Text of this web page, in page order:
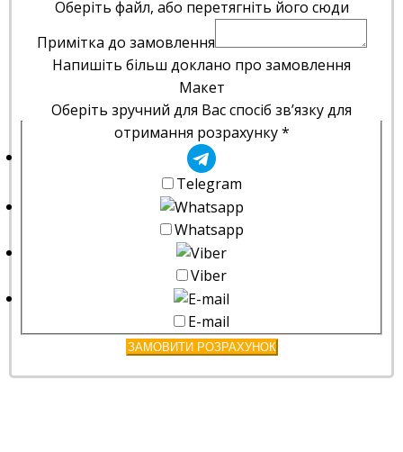
Оберіть файл, або перетягніть його сюди
Примітка до замовлення
Напишіть більш доклано про замовлення
Макет
Оберіть зручний для Вас спосіб зв’язку для
отримання розрахунку*
Telegram
Whatsapp
Viber
E-mail
ЗАМОВИТИ РОЗРАХУНОК